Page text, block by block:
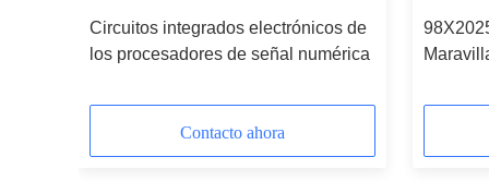
Circuitos integrados electrónicos de
los procesadores de señal numérica
Contacto ahora